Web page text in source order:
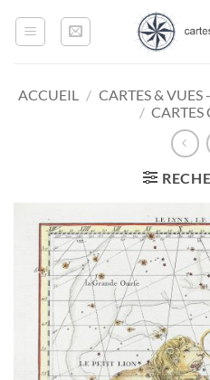
ACCUEIL / CARTES & VUES
/ CARTES